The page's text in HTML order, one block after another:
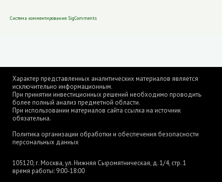
Система комментирования SigComments
Характер представленных аналитических материалов является
исключительно информационным.
При принятии инвестиционных решений необходимо проводить
более полный анализ предметной области.
При использовании материалов сайта ссылка на источник
обязательна.
Политика организации обработки и обеспечения безопасности
персональных данных
105120, г. Москва, ул. Нижняя Сыромятническая, д. 1/4, стр. 1
время работы: 9:00-18:00